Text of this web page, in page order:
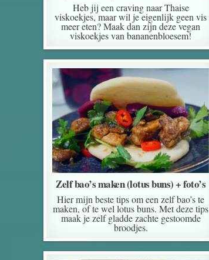
Heb jij een craving naar Thaise
viskoekjes, maar wil je eigenlijk geen vis
meer eten? Maak dan zijn deze vegan
viskoekjes van bananenbloesem!
Zelf bao’s maken (lotus buns) + foto’s
Hier mijn beste tips om een zelf bao’s te
maken, of te wel lotus buns. Met deze tips
maak je zelf gladde zachte gestoomde
broodjes.